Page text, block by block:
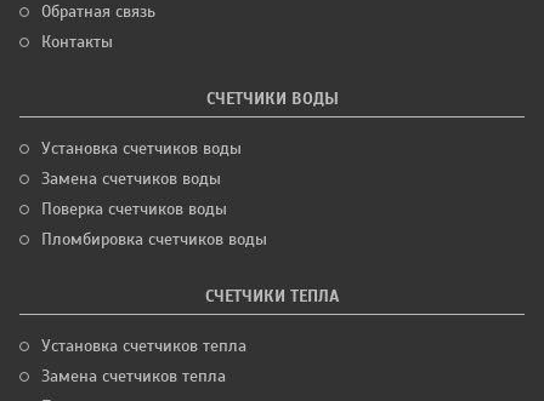
Обратная связь
Контакты
СЧЕТЧИКИ ВОДЫ
Установка счетчиков воды
Замена счетчиков воды
Поверка счетчиков воды
Пломбировка счетчиков воды
СЧЕТЧИКИ ТЕПЛА
Установка счетчиков тепла
Замена счетчиков тепла